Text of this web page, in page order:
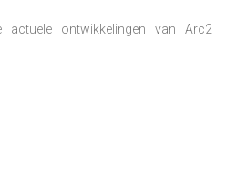
ontwikkelingen van Arc2